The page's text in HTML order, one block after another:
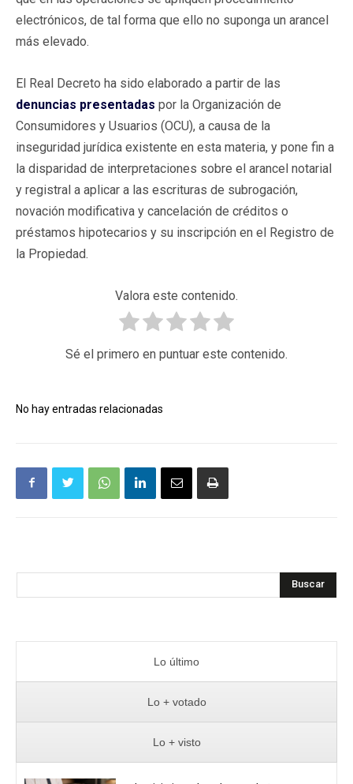
electrónicos, de tal forma que ello no suponga un arancel
más elevado.
El Real Decreto ha sido elaborado a partir de las
denuncias presentadas por la Organización de
Consumidores y Usuarios (OCU), a causa de la
inseguridad jurídica existente en esta materia, y pone fin a
la disparidad de interpretaciones sobre el arancel notarial
y registral a aplicar a las escrituras de subrogación,
novación modificativa y cancelación de créditos o
préstamos hipotecarios y su inscripción en el Registro de
la Propiedad.
Valora este contenido.
Sé el primero en puntuar este contenido.
No hay entradas relacionadas
Buscar
Lo último
Lo + votado
Lo + visto